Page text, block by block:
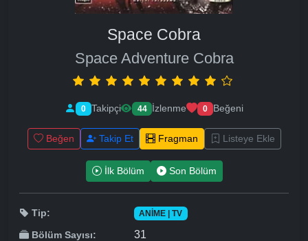
Space Cobra
Space Adventure Cobra
0 Takipçi 44 İzlenme 0 Beğeni
Beğen Takip Et Fragman Listeye Ekle
İlk Bölüm Son Bölüm
Tip: ANIME | TV
Bölüm Sayısı: 31